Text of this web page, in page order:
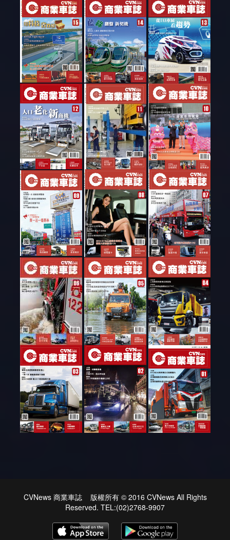
CVNews 商業車誌 版權所有 © 2016 CVNews All Rights
Reserved. TEL:(02)2768-9907